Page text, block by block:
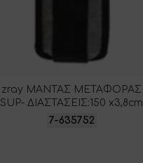
zray ΜΑΝΤΑΣ ΜΕΤΑΦΟΡΑΣ
SUP- ΔΙΑΣΤΑΣΕΙΣ:150 x3,8cm
7-635752